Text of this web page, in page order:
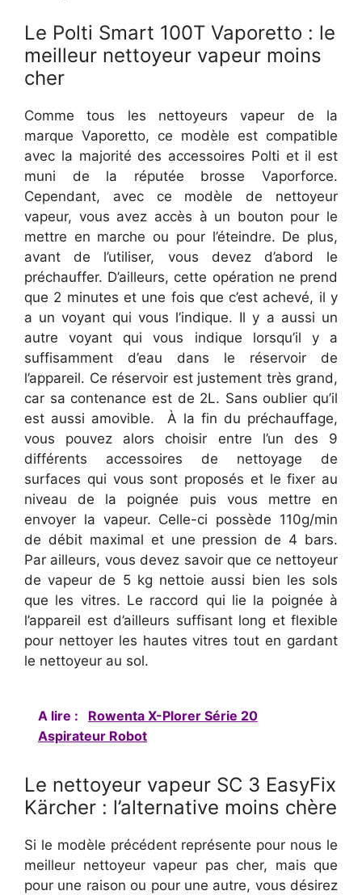
Le Polti Smart 100T Vaporetto : le
meilleur nettoyeur vapeur moins
cher
Comme tous les nettoyeurs vapeur de la
marque Vaporetto, ce modèle est compatible
avec la majorité des accessoires Polti et il est
muni de la réputée brosse Vaporforce.
Cependant, avec ce modèle de nettoyeur
vapeur, vous avez accès à un bouton pour le
mettre en marche ou pour l’éteindre. De plus,
avant de l’utiliser, vous devez d’abord le
préchauffer. D’ailleurs, cette opération ne prend
que 2 minutes et une fois que c’est achevé, il y
a un voyant qui vous l’indique. Il y a aussi un
autre voyant qui vous indique lorsqu’il y a
suffisamment d’eau dans le réservoir de
l’appareil. Ce réservoir est justement très grand,
car sa contenance est de 2L. Sans oublier qu’il
est aussi amovible. À la fin du préchauffage,
vous pouvez alors choisir entre l’un des 9
différents accessoires de nettoyage de
surfaces qui vous sont proposés et le fixer au
niveau de la poignée puis vous mettre en
envoyer la vapeur. Celle-ci possède 110g/min
de débit maximal et une pression de 4 bars.
Par ailleurs, vous devez savoir que ce nettoyeur
de vapeur de 5 kg nettoie aussi bien les sols
que les vitres. Le raccord qui lie la poignée à
l’appareil est d’ailleurs suffisant long et flexible
pour nettoyer les hautes vitres tout en gardant
le nettoyeur au sol.
A lire :
Rowenta X-Plorer Série 20
Aspirateur Robot
Le nettoyeur vapeur SC 3 EasyFix
Kärcher : l’alternative moins chère
Si le modèle précédent représente pour nous le
meilleur nettoyeur vapeur pas cher, mais que
pour une raison ou pour une autre, vous désirez